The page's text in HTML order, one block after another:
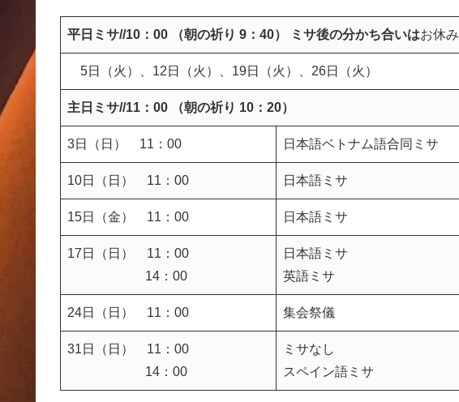
平日ミサ//10：00 （朝の祈り 9：40） ミサ後の分かち合いはお休み
5日（火）、12日（火）、19日（火）、26日（火）
主日ミサ//11：00 （朝の祈り 10：20）
3日（日） 11：00 日本語ベトナム語合同ミサ
10日（日） 11：00 日本語ミサ
15日（金） 11：00 日本語ミサ
17日（日） 11：00
14：00
日本語ミサ
英語ミサ
24日（日） 11：00 集会祭儀
31日（日） 11：00
14：00
ミサなし
スペイン語ミサ